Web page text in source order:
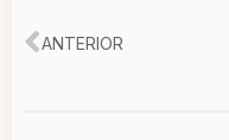
Ant
ANTERIOR